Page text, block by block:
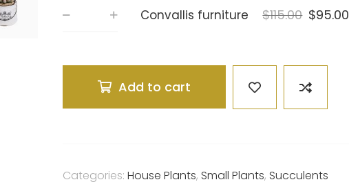
Convallis furniture $115.00 $95.00
Add to cart
Categories:House Plants, Small Plants, Succulents